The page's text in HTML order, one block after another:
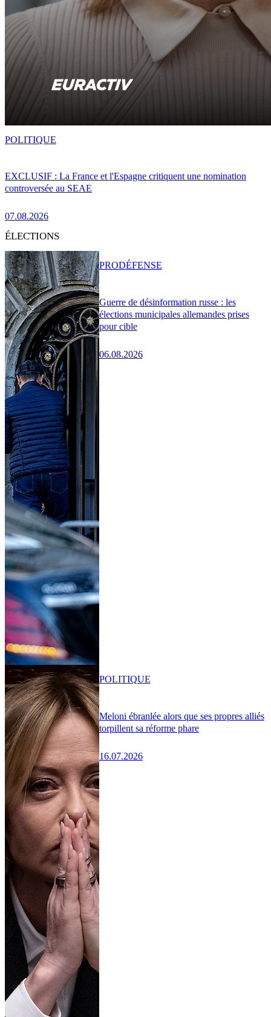
EXCLUSIF : La France et l'Espagne critiquent une nomination
controversée au SEAE
07.08.2026
POLITIQUE
ÉLECTIONS
Guerre de désinformation russe : les
élections municipales allemandes prises
pour cible
06.08.2026
PRODÉFENSE
Meloni ébranlée alors que ses propres alliés
torpillent sa réforme phare
16.07.2026
POLITIQUE